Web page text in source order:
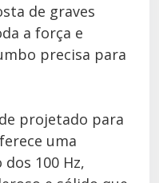
de graves
a força e
precisa para
projetado para
uma
100 Hz,